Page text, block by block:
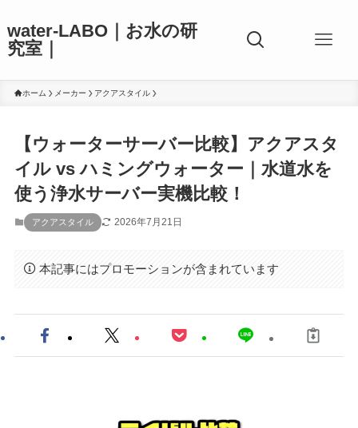
water-LABO｜お水の研
究室｜
ホーム メーカー アクアスタイル
【ウォーターサーバー比較】アクアスタ
イル vs ハミングウォーター｜水道水を
使う浄水サーバー実機比較！
アクアスタイル 2026年7月21日
本記事にはプロモーションが含まれています